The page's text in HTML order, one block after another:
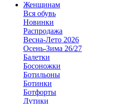
Женщинам
Вся обувь
Новинки
Распродажа
Весна-Лето 2026
Осень-Зима 26/27
Балетки
Босоножки
Ботильоны
Ботинки
Ботфорты
Дутики